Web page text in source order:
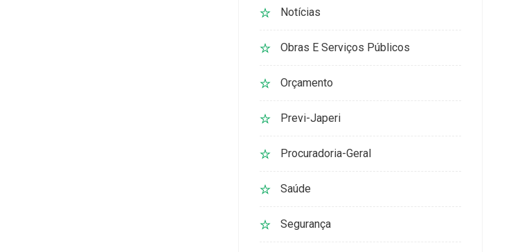
Notícias
Obras E Serviços Públicos
Orçamento
Previ-Japeri
Procuradoria-Geral
Saúde
Segurança